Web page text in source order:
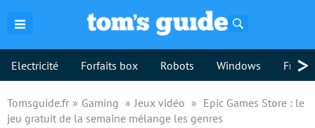
Electricité Forfaits box Robots Windows >
Tomsguide.fr Gaming Jeux vidéo
Epic Games Store : le
jeu gratuit de la semaine mélange les genres